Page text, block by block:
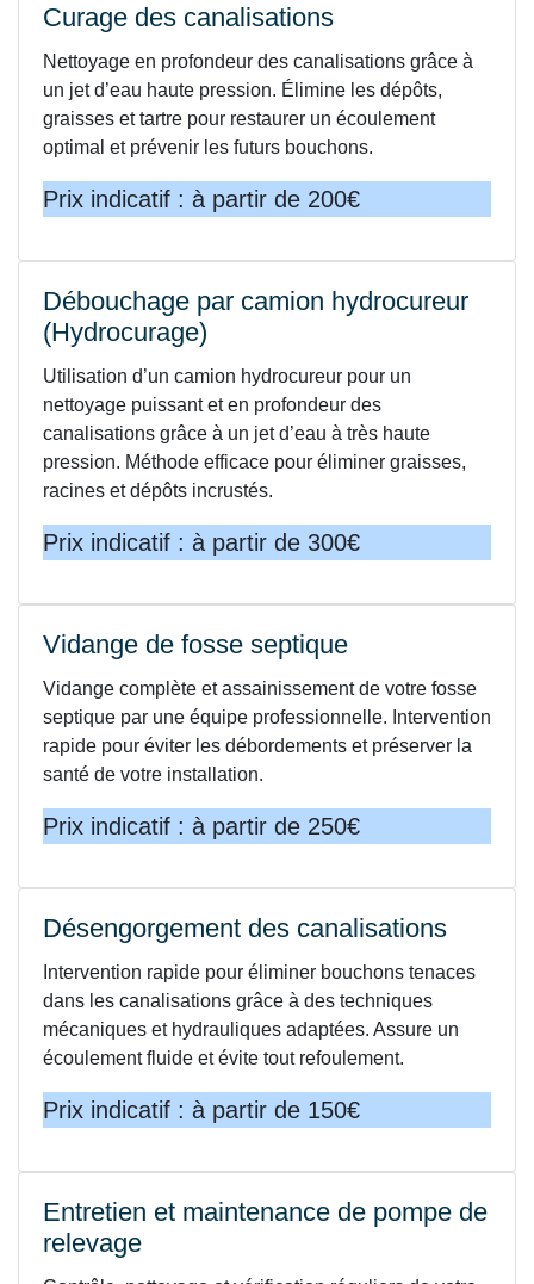
Curage des canalisations
Nettoyage en profondeur des canalisations grâce à
un jet d’eau haute pression. Élimine les dépôts,
graisses et tartre pour restaurer un écoulement
optimal et prévenir les futurs bouchons.
Prix indicatif : à partir de 200€
Débouchage par camion hydrocureur
(Hydrocurage)
Utilisation d’un camion hydrocureur pour un
nettoyage puissant et en profondeur des
canalisations grâce à un jet d’eau à très haute
pression. Méthode efficace pour éliminer graisses,
racines et dépôts incrustés.
Prix indicatif : à partir de 300€
Vidange de fosse septique
Vidange complète et assainissement de votre fosse
septique par une équipe professionnelle. Intervention
rapide pour éviter les débordements et préserver la
santé de votre installation.
Prix indicatif : à partir de 250€
Désengorgement des canalisations
Intervention rapide pour éliminer bouchons tenaces
dans les canalisations grâce à des techniques
mécaniques et hydrauliques adaptées. Assure un
écoulement fluide et évite tout refoulement.
Prix indicatif : à partir de 150€
Entretien et maintenance de pompe de
relevage